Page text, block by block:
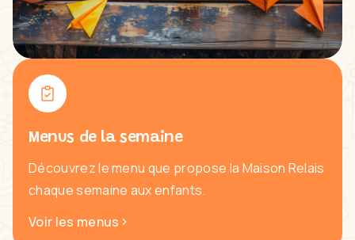
Menus de la semaine
Découvrez le menu que propose la Maison Relais
chaque semaine aux enfants.
Voir les menus